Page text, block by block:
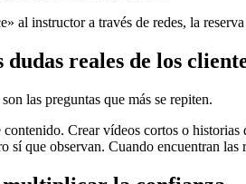
al instructor a través de redes, la
reales de los
son las preguntas que más se repiten.
Crear vídeos cortos o
sí que observan. Cuando encuentran las